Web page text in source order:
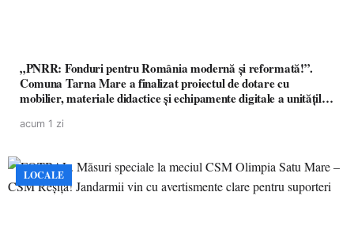
„PNRR: Fonduri pentru România modernă și reformată!”.
Comuna Tarna Mare a finalizat proiectul de dotare cu
mobilier, materiale didactice și echipamente digitale a unităților
acum 1 zi
LOCALE